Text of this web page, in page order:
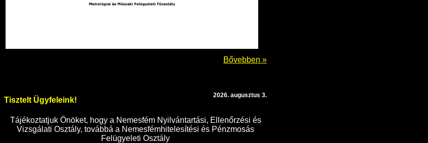
Bővebben »
2026. augusztus 3.
Tisztelt Ügyfeleink!
Tájékoztatjuk Önöket, hogy a Nemesfém Nyilvántartási, Ellenőrzési és
Vizsgálati Osztály, továbbá a Nemesfémhitelesítési és Pénzmosás
Felügyeleti Osztály